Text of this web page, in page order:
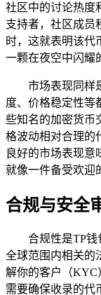
社区中的讨论热度
支持者，社区成员
时，这就表明该代
一颗在夜空中闪耀
市场表现同样
度、价格稳定性等
些知名的加密货币
格波动相对合理的
良好的市场表现意
就像一件备受欢迎
合规与安全
合规性是TP
全球范围内相关的
解你的客户（KYC
需要确保收录的代